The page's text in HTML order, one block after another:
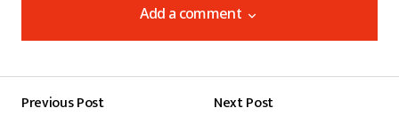
Add a comment
Add a comment
Previous Post
Next Post